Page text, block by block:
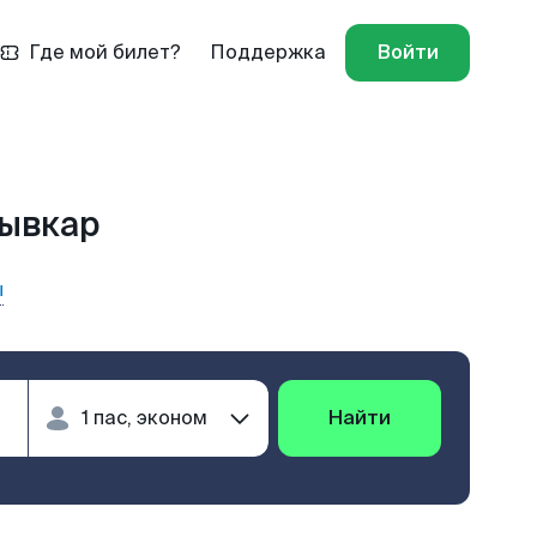
Где мой билет? Поддержка Войти
Найти